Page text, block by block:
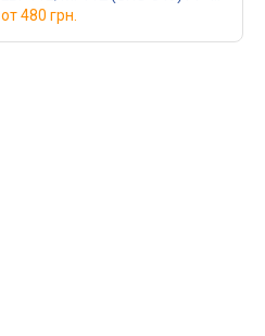
CRG-049(PP-CRG-049)
от480 грн.